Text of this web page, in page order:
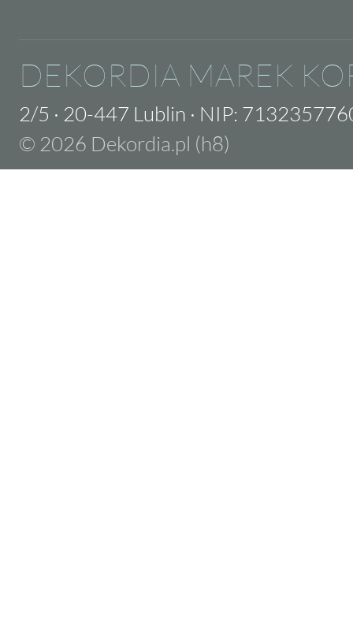
DEKORDIA MAREK
2/5 · 20-447 Lublin · NIP:
© 2026 Dekordia.pl (h8)